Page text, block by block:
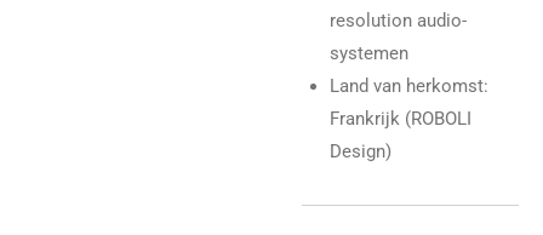
resolution audio-
systemen
Land van herkomst:
Frankrijk (ROBOLI
Design)